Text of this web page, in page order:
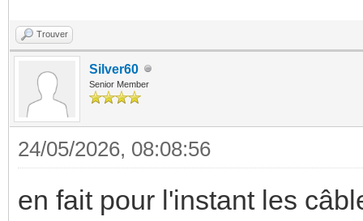
Trouver
Silver60
Senior Member
24/05/2026, 08:08:56
en fait pour l'instant les